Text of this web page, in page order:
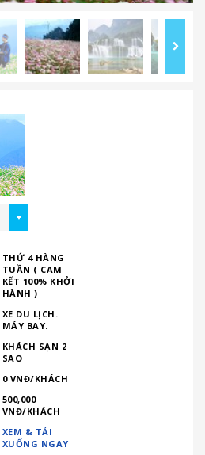
THỨ 4 HÀNG
TUẦN ( CAM
KẾT 100% KHỞI
HÀNH )
XE DU LỊCH.
MÁY BAY.
KHÁCH SẠN 2
SAO
0 VNĐ/KHÁCH
500,000
VNĐ/KHÁCH
XEM & TẢI
XUỐNG NGAY